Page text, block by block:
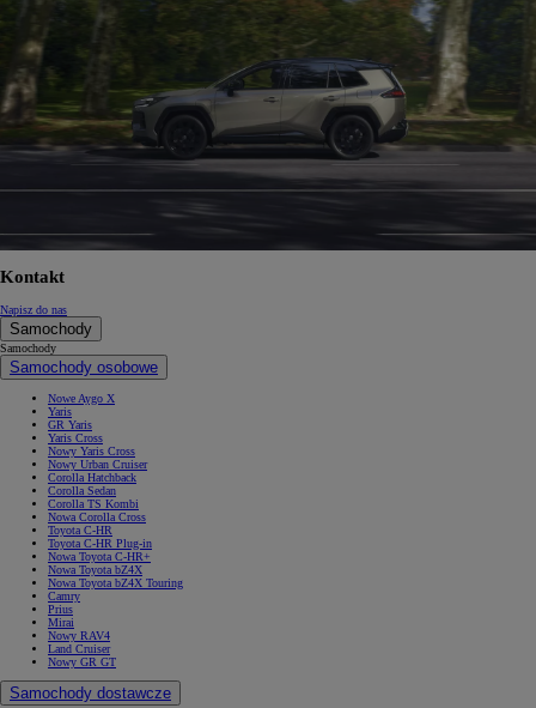
Kontakt
Napisz do nas
Samochody
Samochody
Samochody osobowe
Nowe Aygo X
Yaris
GR Yaris
Yaris Cross
Nowy Yaris Cross
Nowy Urban Cruiser
Corolla Hatchback
Corolla Sedan
Corolla TS Kombi
Nowa Corolla Cross
Toyota C-HR
Toyota C-HR Plug-in
Nowa Toyota C-HR+
Nowa Toyota bZ4X
Nowa Toyota bZ4X Touring
Camry
Prius
Mirai
Nowy RAV4
Land Cruiser
Nowy GR GT
Samochody dostawcze